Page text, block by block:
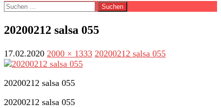
Suchen
20200212 salsa 055
17.02.2020 2000 × 1333 20200212 salsa 055
20200212 salsa 055
20200212 salsa 055